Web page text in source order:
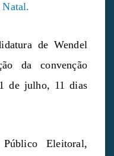
de Wendel
da convenção
de julho, 11 dias
Eleitoral,